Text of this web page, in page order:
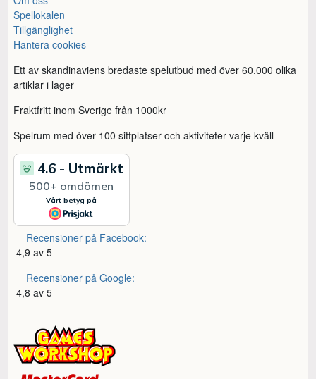
Spellokalen
Tillgänglighet
Hantera cookies
Ett av skandinaviens bredaste spelutbud med över 60.000 olika
artiklar i lager
Fraktfritt inom Sverige från 1000kr
Spelrum med över 100 sittplatser och aktiviteter varje kväll
Recensioner på Facebook:
4,9 av 5
Recensioner på Google:
4,8 av 5